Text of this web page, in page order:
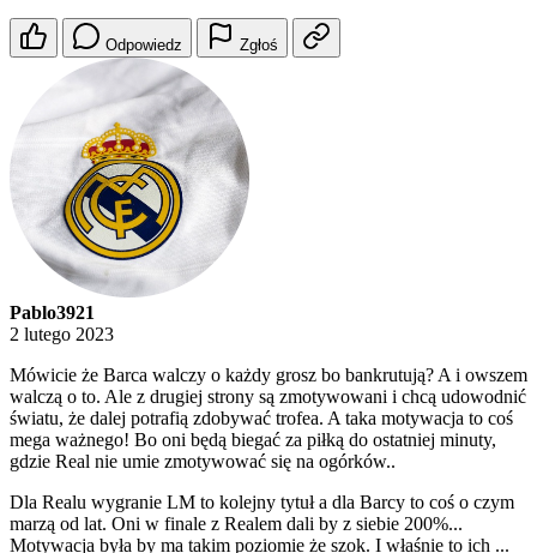
Odpowiedz Zgłoś
Pablo3921
2 lutego 2023
Mówicie że Barca walczy o każdy grosz bo bankrutują? A i owszem
walczą o to. Ale z drugiej strony są zmotywowani i chcą udowodnić
światu, że dalej potrafią zdobywać trofea. A taka motywacja to coś
mega ważnego! Bo oni będą biegać za piłką do ostatniej minuty,
gdzie Real nie umie zmotywować się na ogórków..
Dla Realu wygranie LM to kolejny tytuł a dla Barcy to coś o czym
marzą od lat. Oni w finale z Realem dali by z siebie 200%...
Motywacja była by ma takim poziomie że szok. I właśnie to ich ...